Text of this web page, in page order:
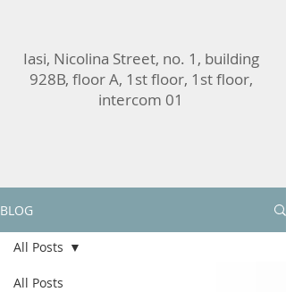
Iasi, Nicolina Street, no. 1, building
928B, floor A, 1st floor, 1st floor,
intercom 01
BLOG
All Posts
All Posts